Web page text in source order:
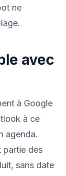
ne
avec
à Google
à ce
agenda.
partie des
sans date